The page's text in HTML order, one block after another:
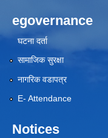
egovernance
घटना दर्ता
सामाजिक सुरक्षा
नागरिक वडापत्र
E- Attendance
Notices